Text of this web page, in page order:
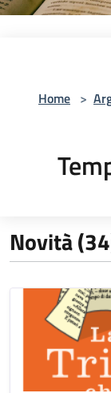
Home >
Novità